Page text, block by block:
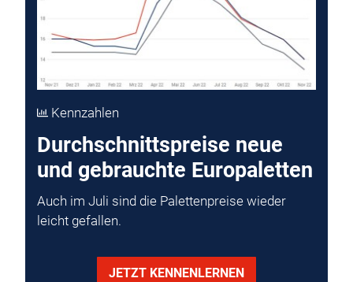
Kennzahlen
Durchschnittspreise neue
und gebrauchte Europaletten
Auch im Juli sind die Palettenpreise wieder
leicht gefallen.
JETZT KENNENLERNEN